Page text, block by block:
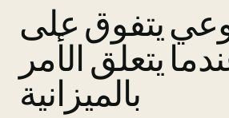
يتفوق على
يتعلق الأمر
بالميزانية